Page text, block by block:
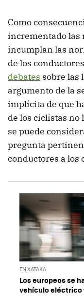
Como
incrementado las
incumplan las
de los
debates sobre las
argumento de la
implícita de que
de los ciclistas no
se puede
pregunta
conductores a los
EN XATAKA
Los europeos se
vehículo eléctrico